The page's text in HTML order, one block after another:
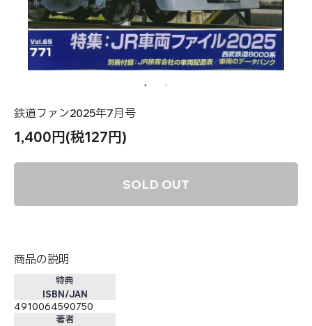
鉄道ファン2025年7月号
1,400円(税127円)
SOLD OUT
商品の説明
特典
ISBN/JAN
4910064590750
著者